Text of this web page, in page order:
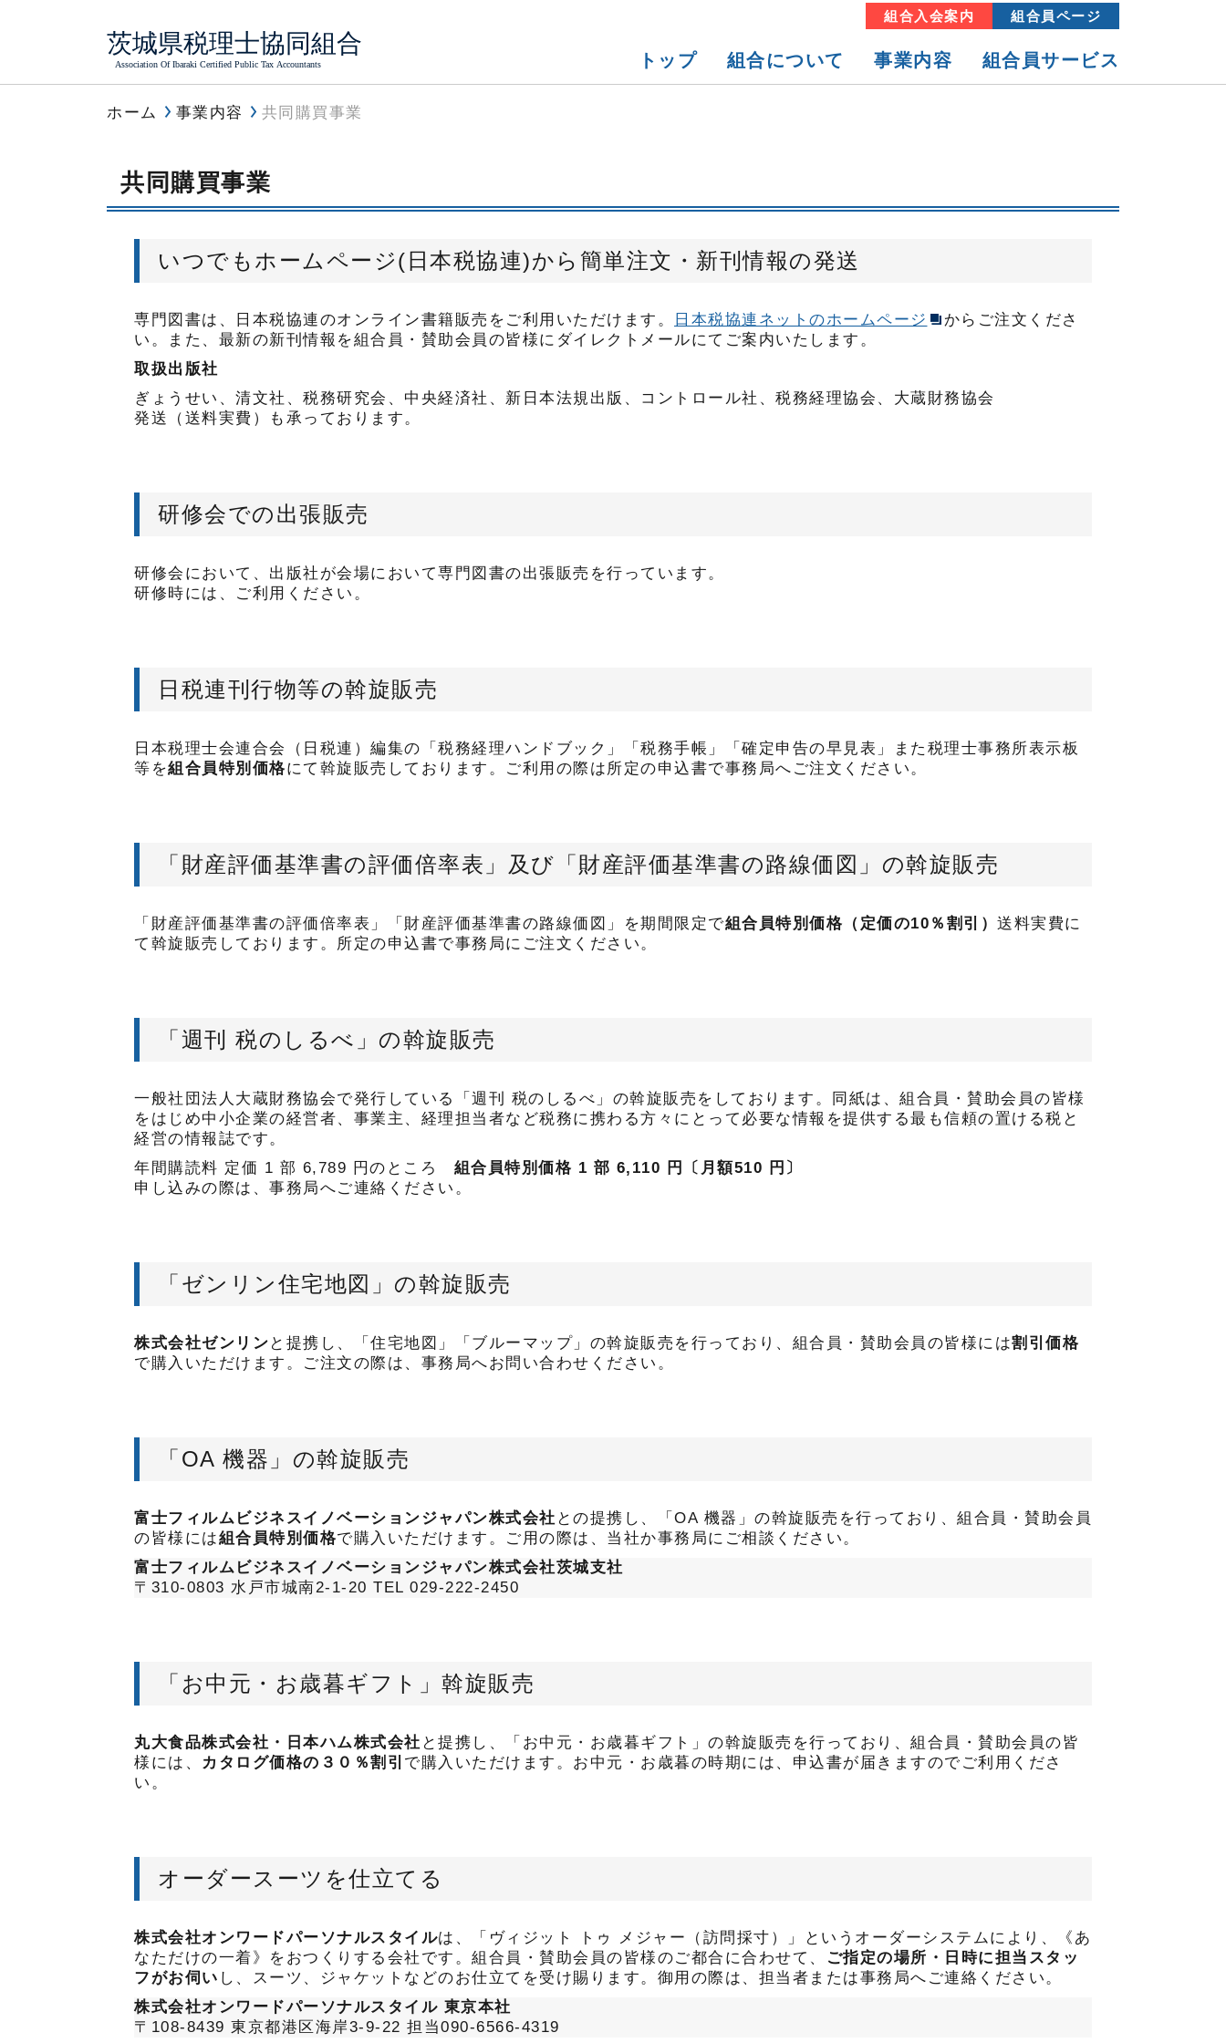
トップ 組合について 事業内容
共同購買事業
組合員サービス
組合入会案内 組合員ページ
ホーム 事業内容 共同購買事業
共同購買事業
いつでもホームページ(日本税協連)から簡単注文・新刊情報の発送
専門図書は、日本税協連のオンライン書籍販売をご利用いただけます。 日本税協連ネットのホームページ
からご注文くださ
い。また、最新の新刊情報を組合員・賛助会員の皆様にダイレクトメールにてご案内いたします。
取扱出版社
ぎょうせい、清文社、税務研究会、中央経済社、新日本法規出版、コントロール社、税務経理協会、大蔵財務協会
発送（送料実費）も承っております。
研修会での出張販売
研修会において、出版社が会場において専門図書の出張販売を行っています。
研修時には、ご利用ください。
日税連刊行物等の斡旋販売
日本税理士会連合会（日税連）編集の「税務経理ハンドブック」「税務手帳」「確定申告の早見表」また税理士事務所表示板
等を組合員特別価格にて斡旋販売しております。ご利用の際は所定の申込書で事務局へご注文ください。
「財産評価基準書の評価倍率表」及び「財産評価基準書の路線価図」の斡旋販売
「財産評価基準書の評価倍率表」「財産評価基準書の路線価図」を期間限定で組合員特別価格（定価の10％割引） 送料実費に
て斡旋販売しております。所定の申込書で事務局にご注文ください。
「週刊 税のしるべ」の斡旋販売
一般社団法人大蔵財務協会で発行している「週刊 税のしるべ」の斡旋販売をしております。同紙は、組合員・賛助会員の皆様
をはじめ中小企業の経営者、事業主、経理担当者など税務に携わる方々にとって必要な情報を提供する最も信頼の置ける税と
経営の情報誌です。
年間購読料 定価 1 部 6,789 円のところ 組合員特別価格 1 部 6,110 円〔月額510 円〕
申し込みの際は、事務局へご連絡ください。
「ゼンリン住宅地図」の斡旋販売
株式会社ゼンリン と提携し、「住宅地図」「ブルーマップ」の斡旋販売を行っており、組合員・賛助会員の皆様には割引価格
で購入いただけます。ご注文の際は、事務局へお問い合わせください。
「OA 機器」の斡旋販売
富士フィルムビジネスイノベーションジャパン株式会社 との提携し、「OA 機器」の斡旋販売を行っており、組合員・賛助会員
の皆様には組合員特別価格で購入いただけます。ご用の際は、当社か事務局にご相談ください。
富士フィルムビジネスイノベーションジャパン株式会社茨城支社
〒310-0803 水戸市城南2-1-20 TEL 029-222-2450
「お中元・お歳暮ギフト」斡旋販売
丸大食品株式会社・日本ハム株式会社 と提携し、「お中元・お歳暮ギフト」の斡旋販売を行っており、組合員・賛助会員の皆
様には、
カタログ価格の３０％割引 で購入いただけます。お中元・お歳暮の時期には、申込書が届きますのでご利用くださ
い。
オーダースーツを仕立てる
株式会社オンワードパーソナルスタイルは、「ヴィジット トゥ メジャー（訪問採寸）」というオーダーシステムにより、《あ
なただけの一着》をおつくりする会社です。組合員・賛助会員の皆様のご都合に合わせて、
ご指定の場所・日時に担当スタッ
フがお伺い し、スーツ、ジャケットなどのお仕立てを受け賜ります。御用の際は、担当者または事務局へご連絡ください。
株式会社オンワードパーソナルスタイル 東京本社
〒108-8439 東京都港区海岸3-9-22 担当090-6566-4319